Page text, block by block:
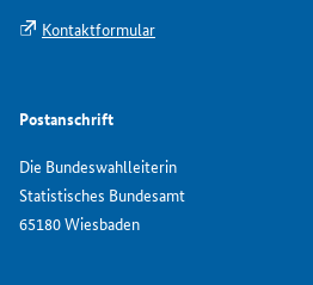
Kontaktformular
Postanschrift
Die Bundeswahlleiterin
Statistisches Bundesamt
65180 Wiesbaden